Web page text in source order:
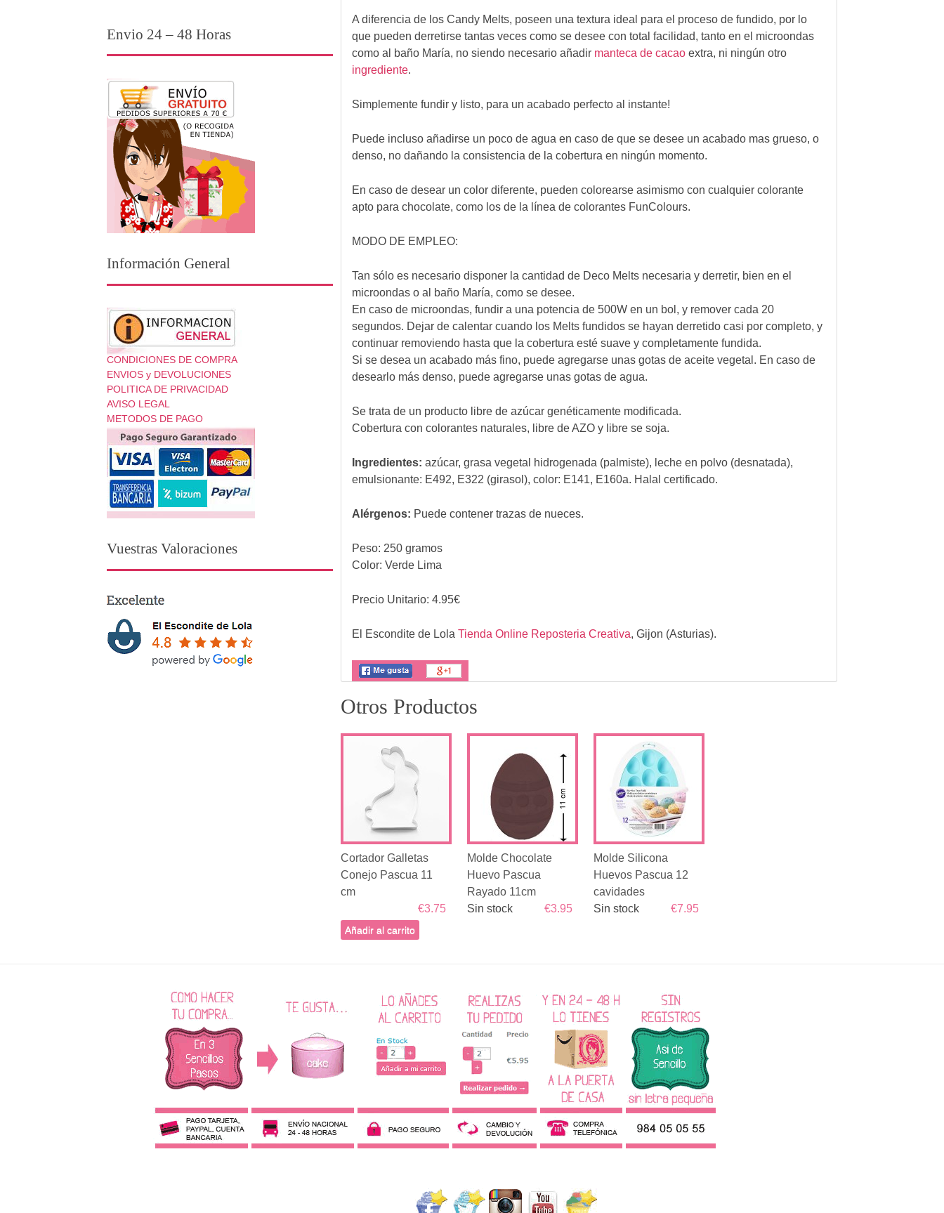
A diferencia de los Candy Melts, poseen una textura ideal para el proceso de fundido, por lo
que pueden derretirse tantas veces como se desee con total facilidad, tanto en el microondas
como al baño María, no siendo necesario añadir manteca de cacaoextra, ni ningún otro
ingrediente.
Simplemente fundir y listo, para un acabado perfecto al instante!
Puede incluso añadirse un poco de agua en caso de que se desee un acabado mas grueso, o
denso, no dañando la consistencia de la cobertura en ningún momento.
En caso de desear un color diferente, pueden colorearse asimismo con cualquier colorante
apto para chocolate, como los de la línea de colorantes FunColours.
MODO DE EMPLEO:
Tan sólo es necesario disponer la cantidad de Deco Melts necesaria y derretir, bien en el
microondas o al baño María, como se desee.
En caso de microondas, fundir a una potencia de 500W en un bol, y remover cada 20
segundos. Dejar de calentar cuando los Melts fundidos se hayan derretido casi por completo, y
continuar removiendo hasta que la cobertura esté suave y completamente fundida.
Si se desea un acabado más fino, puede agregarse unas gotas de aceite vegetal. En caso de
desearlo más denso, puede agregarse unas gotas de agua.
Se trata de un producto libre de azúcar genéticamente modificada.
Cobertura con colorantes naturales, libre de AZO y libre se soja.
Ingredientes: azúcar, grasa vegetal hidrogenada (palmiste), leche en polvo (desnatada),
emulsionante: E492, E322 (girasol), color: E141, E160a. Halal certificado.
Alérgenos: Puede contener trazas de nueces.
Peso: 250 gramos
Color: Verde Lima
Precio Unitario: 4.95€
El Escondite de Lola Tienda Online Reposteria Creativa, Gijon (Asturias).
Otros Productos
Cortador Galletas
Conejo Pascua 11
cm
€3.75
Añadir al carrito
Molde Chocolate
Huevo Pascua
Rayado 11cm
€3.95
Sin stock
Molde Silicona
Huevos Pascua 12
cavidades
€7.95
Sin stock
Envio 24 – 48 Horas
Información General
CONDICIONES DE COMPRA
ENVIOS y DEVOLUCIONES
POLITICA DE PRIVACIDAD
AVISO LEGAL
METODOS DE PAGO
Vuestras Valoraciones